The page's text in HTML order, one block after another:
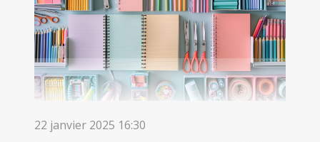
22 janvier 2025 16:30